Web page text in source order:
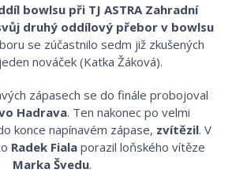
bowlsu při TJ ASTRA Zahradní
druhý oddílový přebor v bowlsu
se zúčastnilo sedm již zkušených
nováček (Katka Žáková).
zápasech se do finále probojoval
Hadrava. Ten nakonec po velmi
konce napínavém zápase, zvítězil. V
Radek Fiala porazil loňského vítěze
Marka Švedu.